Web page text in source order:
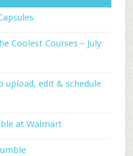
Coolest Courses – July
upload, edit & schedule
at Walmart